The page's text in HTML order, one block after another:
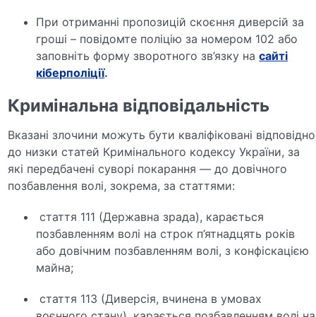
При отриманні пропозицій скоєння диверсій за
гроші – повідомте поліцію за номером 102 або
заповніть форму зворотного зв’язку насайті
кіберполіції.
Кримінальна відповідальність
Вказані злочини можуть бути кваліфіковані відповідно
до низки статей Кримінального кодексу України, за
які передбачені суворі покарання — до довічного
позбавлення волі, зокрема, за статтями:
стаття 111 (Державна зрада), карається
позбавленням волі на строк п’ятнадцять років
або довічним позбавленням волі, з конфіскацією
майна;
стаття 113 (Диверсія, вчинена в умовах